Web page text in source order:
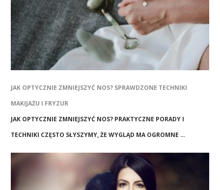
JAK OPTYCZNIE ZMNIEJSZYĆ NOS? SPRAWDZONE TECHNIKI
MAKIJAŻU I FRYZUR
JAK OPTYCZNIE ZMNIEJSZYĆ NOS? PRAKTYCZNE PORADY I
TECHNIKI CZĘSTO SŁYSZYMY, ŻE WYGLĄD MA OGROMNE …